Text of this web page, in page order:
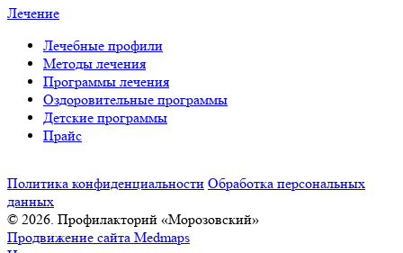
Лечение
Лечебные профили
Методы лечения
Программы лечения
Оздоровительные программы
Детские программы
Прайс
Политика конфиденциальности Обработка персональных
данных
© 2026. Профилакторий «Морозовский»
Продвижение сайта Medmaps